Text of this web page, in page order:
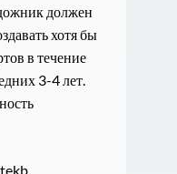
должен
хотя бы
в течение
3-4 лет.